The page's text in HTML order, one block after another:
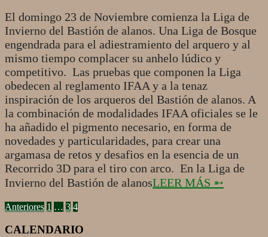
El domingo 23 de Noviembre comienza la Liga de
Invierno del Bastión de alanos. Una Liga de Bosque
engendrada para el adiestramiento del arquero y al
mismo tiempo complacer su anhelo lúdico y
competitivo. Las pruebas que componen la Liga
obedecen al reglamento IFAA y a la tenaz
inspiración de los arqueros del Bastión de alanos. A
la combinación de modalidades IFAA oficiales se le
ha añadido el pigmento necesario, en forma de
novedades y particularidades, para crear una
argamasa de retos y desafios en la esencia de un
Recorrido 3D para el tiro con arco. En la Liga de
Invierno del Bastión de alanosLEER MÁS ➵
PAGINACIÓN
DE
Anteriores 1 … 3 4
CALENDARIO